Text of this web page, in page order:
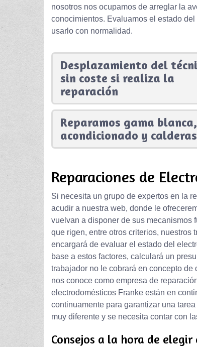
nosotros nos ocupamos de arreglar la
conocimientos. Evaluamos el estado
usarlo con normalidad.
Desplazamiento del
sin coste si realiza la
reparación
Reparamos gama
acondicionado y calderas
Reparaciones de
Si necesita un grupo de expertos en la
acudir a nuestra web, donde le
vuelvan a disponer de sus mecanismos
que rigen, entre otros criterios,
encargará de evaluar el estado del
base a estos factores, calculará un
trabajador no le cobrará en concepto
nos conoce como empresa de
electrodomésticos Franke están en
continuamente para garantizar una
muy diferente y se necesita contar con
Consejos a la hora de elegir